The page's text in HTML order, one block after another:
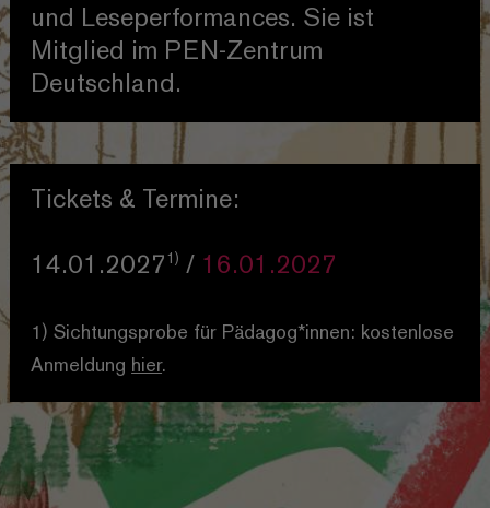
und Leseperformances. Sie ist
Mitglied im PEN-Zentrum
Deutschland.
Tickets & Termine:
14.01.2027 1) / 16.01.2027
1) Sichtungsprobe für Pädagog*innen: kostenlose
Anmeldung hier.